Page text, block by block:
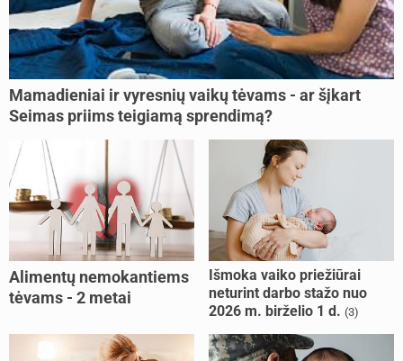
Mamadieniai ir vyresnių vaikų tėvams - ar šįkart
Seimas priims teigiamą sprendimą?
Alimentų nemokantiems
tėvams - 2 metai
Išmoka vaiko priežiūrai
neturint darbo stažo nuo
2026 m. birželio 1 d. (3)